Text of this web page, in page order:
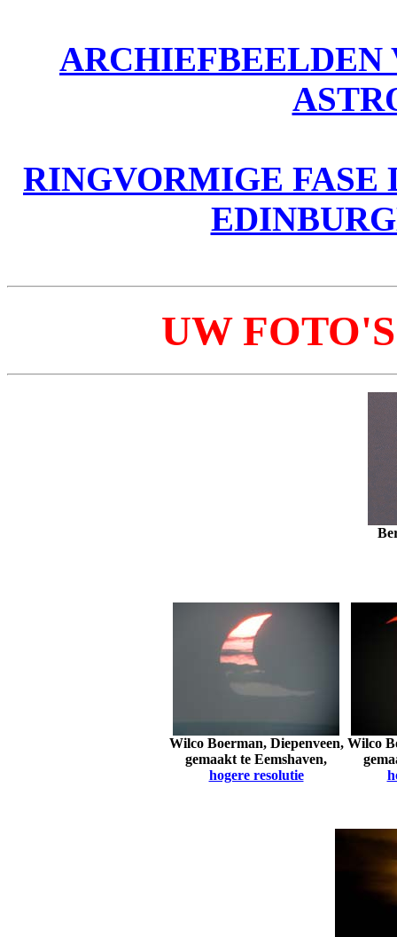
ARCHIEFBEELDEN
RINGVORMIGE
UW
Wilco Boerman, Diepenveen,
gemaakt te Eemshaven,
hogere resolutie
Wilco